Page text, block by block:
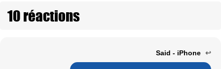
10 réactions
Said - iPhone ↩